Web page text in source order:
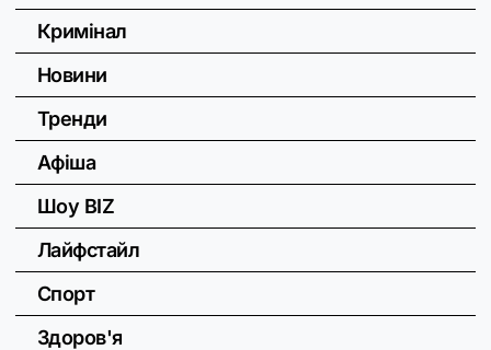
Кримінал
Новини
Тренди
Афіша
Шоу BIZ
Лайфстайл
Спорт
Здоров'я